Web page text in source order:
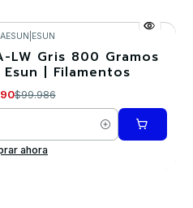
ESUN
LW Gris 800 Gramos
| Filamentos
$99.986
ahora